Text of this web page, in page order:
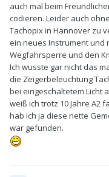
auch mal beim
codieren. Leider auch
Tachopix in Hannover zu
ein neues Instrument und
Wegfahrsperre und den
Ich wusste gar nicht das
die Zeigerbeleuchtung
bei eingeschaltetem Licht
weiß ich trotz 10 Jahre A2
hab ich ja diese nette
war gefunden.